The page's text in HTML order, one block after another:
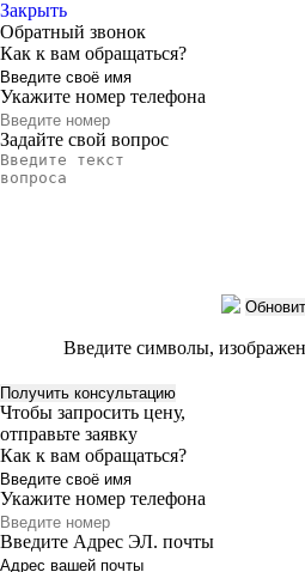
Закрыть
Обратный звонок
Как к вам обращаться?
Укажите номер телефона
Задайте свой вопрос
Введите символы,
Чтобы запросить цену,
отправьте заявку
Как к вам обращаться?
Укажите номер телефона
Введите Адрес ЭЛ. почты